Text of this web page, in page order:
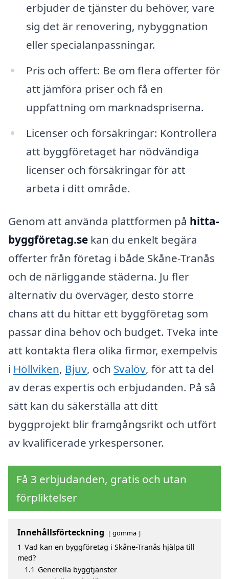
erbjuder de tjänster du behöver, vare
sig det är renovering, nybyggnation
eller specialanpassningar.
Pris och offert: Be om flera offerter för
att jämföra priser och få en
uppfattning om marknadspriserna.
Licenser och försäkringar: Kontrollera
att byggföretaget har nödvändiga
licenser och försäkringar för att
arbeta i ditt område.
Genom att använda plattformen på hitta-
byggföretag.se kan du enkelt begära
offerter från företag i både Skåne-Tranås
och de närliggande städerna. Ju fler
alternativ du överväger, desto större
chans att du hittar ett byggföretag som
passar dina behov och budget. Tveka inte
att kontakta flera olika firmor, exempelvis
i Höllviken, Bjuv, och Svalöv, för att ta del
av deras expertis och erbjudanden. På så
sätt kan du säkerställa att ditt
byggprojekt blir framgångsrikt och utfört
av kvalificerade yrkespersoner.
Få 3 erbjudanden, gratis och utan
förpliktelser
Innehållsförteckning gömma
1 Vad kan en byggföretag i Skåne-Tranås hjälpa till
med?
1.1 Generella byggtjänster